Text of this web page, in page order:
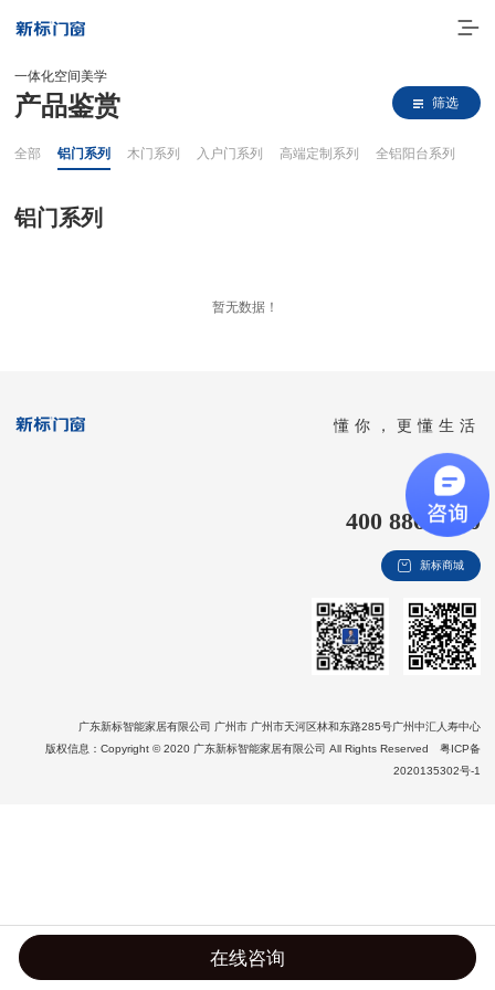
门窗实力派
一体化空间美学
产品鉴赏 筛选
全部 铝门系列 木门系列 入户门系列 高端定制系列 全铝阳台系列
铝门系列
暂无数据！
懂你，更懂生活
全国客服热线
400 8866 020
新标商城
广东新标智能家居有限公司 广州市 广州市天河区林和东路285号广州中汇人寿中心
版权信息：Copyright © 2020 广东新标智能家居有限公司 All Rights Reserved 粤ICP备
2020135302号-1
在线咨询